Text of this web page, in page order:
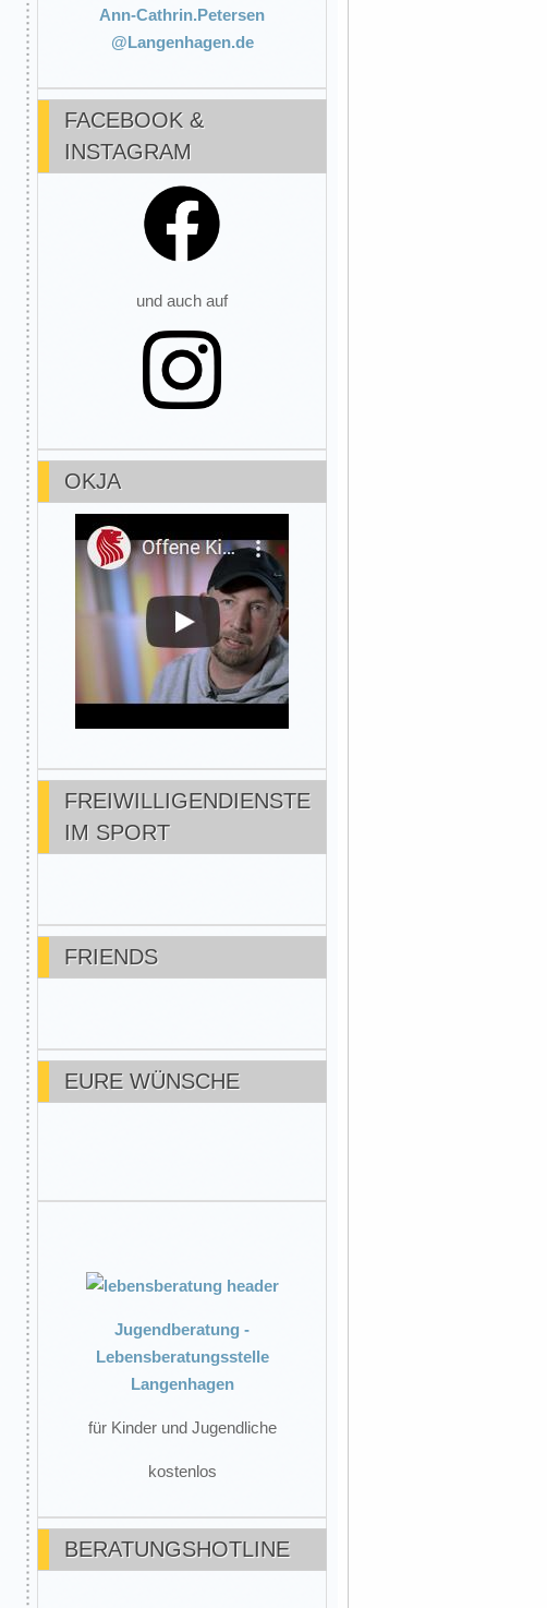
Ann-Cathrin.Petersen
@Langenhagen.de
FACEBOOK &
INSTAGRAM
und auch auf
OKJA
FREIWILLIGENDIENSTE
IM SPORT
FRIENDS
EURE WÜNSCHE
Jugendberatung -
Lebensberatungsstelle
Langenhagen
für Kinder und Jugendliche
kostenlos
BERATUNGSHOTLINE